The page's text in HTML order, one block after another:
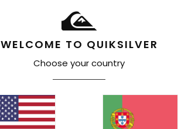
WELCOME TO QUIKSILVER
Choose your country